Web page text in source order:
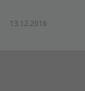
13.12.2016